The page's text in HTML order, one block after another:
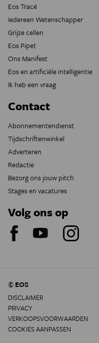
Eos Tracé
Iedereen Wetenschapper
Grijze cellen
Eos Pipet
Ons Manifest
Eos en artificiële intelligentie
Ik heb een vraag
Contact
Abonnementendienst
Tijdschriftenwinkel
Adverteren
Redactie
Bezorg ons jouw pitch
Stages en vacatures
Volg ons op
© EOS
DISCLAIMER
PRIVACY
VERKOOPSVOORWAARDEN
COOKIES AANPASSEN